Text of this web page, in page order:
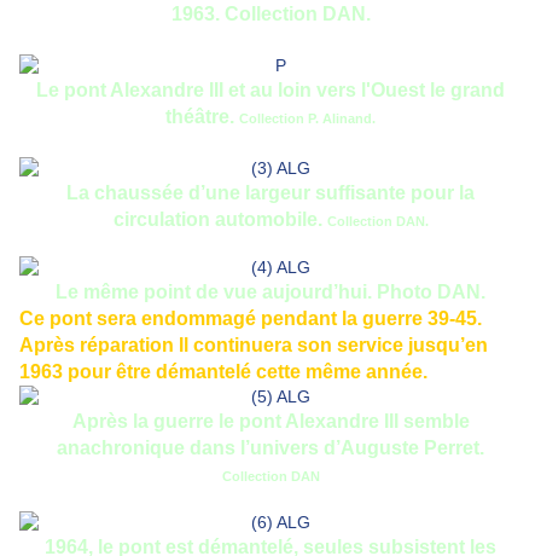
1963. Collection DAN.
Le pont Alexandre III et au loin vers l'Ouest le grand
théâtre. Collection P. Alinand.
La chaussée d’une largeur suffisante pour la
circulation automobile. Collection DAN.
Le même point de vue aujourd’hui. Photo DAN.
Ce pont sera endommagé pendant la guerre 39-45.
Après réparation Il continuera son service jusqu’en
1963 pour être démantelé cette même année.
Après la guerre l e pont Alexandre III semble
anachronique dans l’univers d’Auguste Perret.
Collection DAN
1964, le pont est démantelé, seules subsistent les